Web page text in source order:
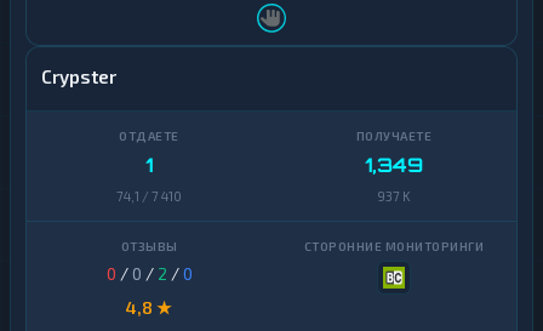
Crypster
1
74,1 / 7 410
1,349
937 K
0 / 0 / 2 /0
4,8 ★